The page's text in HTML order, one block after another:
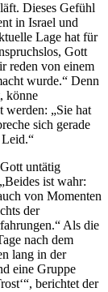
Dieses Gefühl
in Israel und
Lage hat für
Gott
reden von einem
wurde.“ Denn
könne
werden: „Sie hat
sich gerade
untätig
ist wahr:
von Momenten
der
Als die
nach dem
lang in der
eine Gruppe
berichtet der